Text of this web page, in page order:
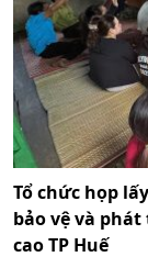
Tổ chức họp
bảo vệ và
cao TP Huế